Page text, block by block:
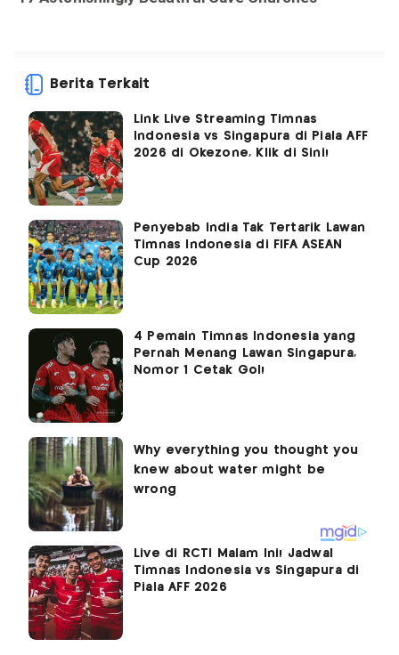
Berita Terkait
Link Live Streaming Timnas
Indonesia vs Singapura di Piala AFF
2026 di Okezone, Klik di Sini!
Penyebab India Tak Tertarik Lawan
Timnas Indonesia di FIFA ASEAN
Cup 2026
4 Pemain Timnas Indonesia yang
Pernah Menang Lawan Singapura,
Nomor 1 Cetak Gol!
Live di RCTI Malam Ini! Jadwal
Timnas Indonesia vs Singapura di
Piala AFF 2026